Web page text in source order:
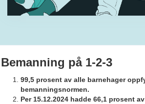
Bemanning på 1-2-3
99,5 prosent av alle barnehager
bemanningsnormen.
Per 15.12.2024 hadde 66,1 prosent